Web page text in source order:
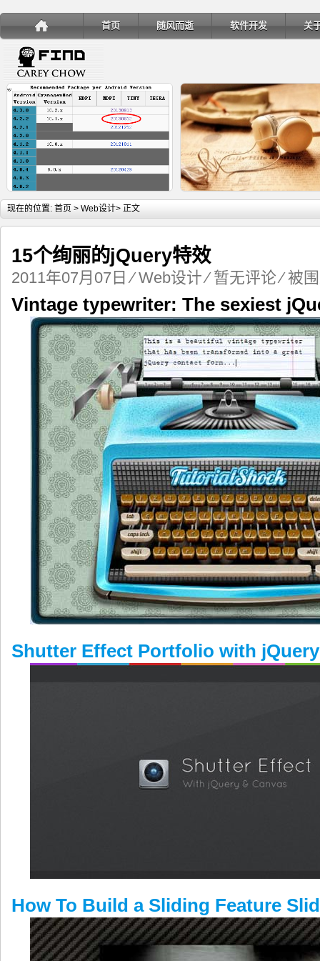
首页 随风而逝 软件开发 关
详细内容
现在的位置: 首页 > Web设计> 正文
15个绚丽的jQuery特效
2011年07月07日 ⁄Web设计 ⁄暂无评论⁄ 被
Vintage typewriter: The sexiest
Shutter Effect Portfolio with
How To Build a Sliding Feature